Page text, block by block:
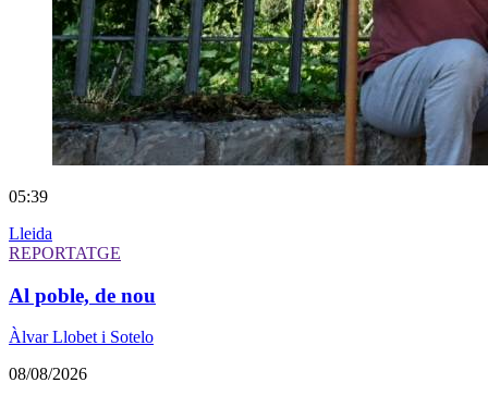
05:39
Lleida
REPORTATGE
Al poble, de nou
Àlvar Llobet i Sotelo
08/08/2026